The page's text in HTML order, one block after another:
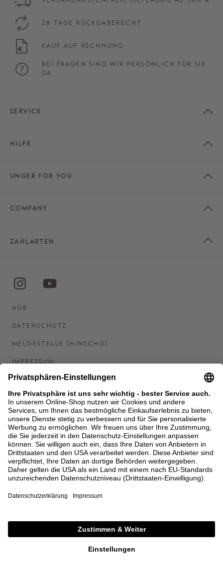
28 TAGE RÜCKGABERECHT
KAUF AUF RECHNUNG
BEI FRAGEN SIND WIR PERSÖNLICH FÜR SIE
DA
SERVICE
HILFE
UNGER FOR YOU
COMPANY
ZAHLARTEN
AGB
DATENSCHUTZ
MELDESTELLE (HINSCHG)
IMPRESSUM
BARRIEREFREIHEITSERKLÄRUNG
KONTAKT
COOKIES
MEN'S WORLD: BRAUN HAMBURG
Ein Unternehmen der Unger GmbH & Co. KG
EINKAUF VON 400 € NACH RETOURE, NICHT
CHECKOUT. GUTSCHEINE, REDUZIERTE ARTIKEL
SOWIE VEREINZELTE MARKEN SIND VON DER